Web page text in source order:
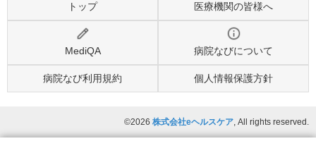
トップ 医療機関の皆様へ
MediQA 病院なびについて
病院なび利用規約 個人情報保護方針
©2026 株式会社eヘルスケア, All rights reserved.